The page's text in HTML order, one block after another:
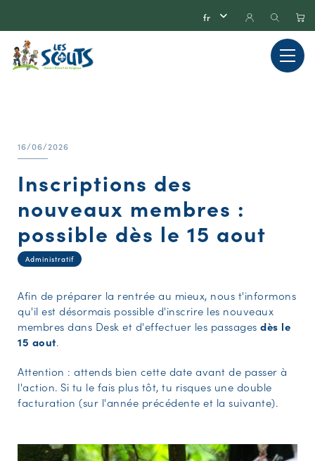
16/06/2026
Inscriptions des
nouveaux membres :
possible dès le 15 aout
Administratif
Afin de préparer la rentrée au mieux, nous t'informons
qu'il est désormais possible d'inscrire les nouveaux
membres dans Desk et d'effectuer les passages dès le
15 aout.
Attention : attends bien cette date avant de passer à
l'action. Si tu le fais plus tôt, tu risques une double
facturation (sur l'année précédente et la suivante).